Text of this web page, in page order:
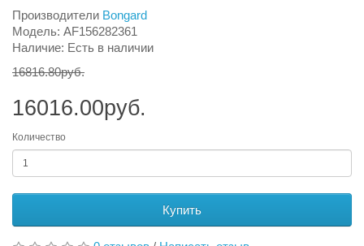
Производители Bongard
Модель: AF156282361
Наличие: Есть в наличии
16816.80руб.
16016.00руб.
Количество
Купить